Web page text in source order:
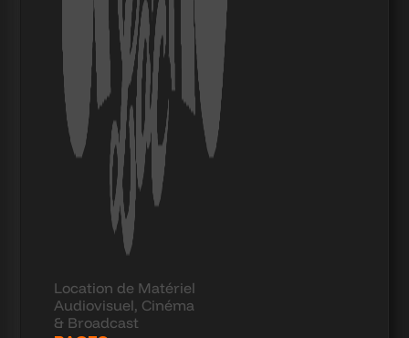
Location de Matériel
Audiovisuel, Cinéma
& Broadcast